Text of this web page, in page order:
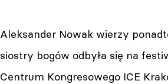
Aleksander Nowak wierzy
siostry bogów odbyła się na
Centrum Kongresowego ICE